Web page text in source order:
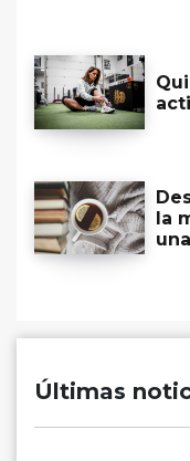
la
Últimas